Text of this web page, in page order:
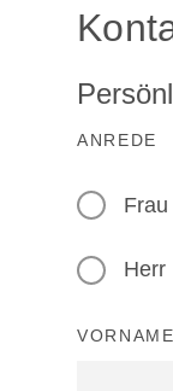
ANREDE
Frau
Herr
VORNAME